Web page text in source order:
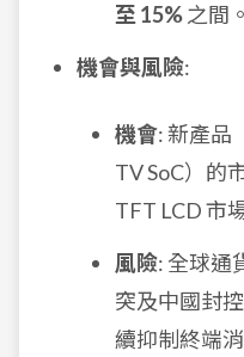
至 15%之間。
機會與風險:
機會: 新產品
TV SoC）的
TFT LCD 市
風險: 全球通
突及中國封
續抑制終端